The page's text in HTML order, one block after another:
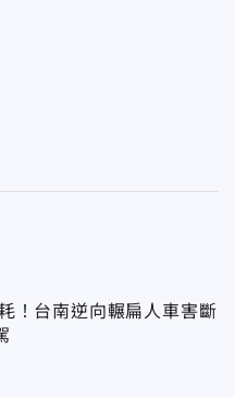
！台南逆向輾扁人車害斷